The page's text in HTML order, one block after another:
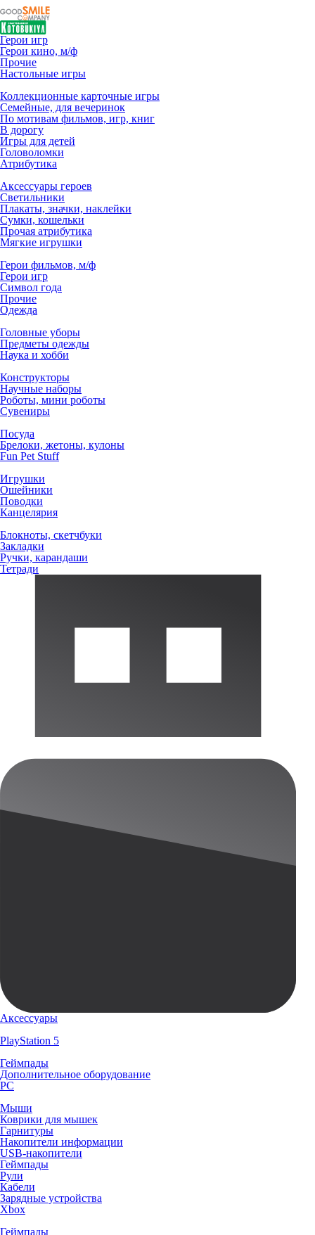
Герои игр
Герои кино, м/ф
Прочие
Настольные игры
Коллекционные карточные игры
Семейные, для вечеринок
По мотивам фильмов, игр, книг
В дорогу
Игры для детей
Головоломки
Атрибутика
Аксессуары героев
Светильники
Плакаты, значки, наклейки
Сумки, кошельки
Прочая атрибутика
Мягкие игрушки
Герои фильмов, м/ф
Герои игр
Символ года
Прочие
Одежда
Головные уборы
Предметы одежды
Наука и хобби
Конструкторы
Научные наборы
Роботы, мини роботы
Сувениры
Посуда
Брелоки, жетоны, кулоны
Fun Pet Stuff
Игрушки
Ошейники
Поводки
Канцелярия
Блокноты, скетчбуки
Закладки
Ручки, карандаши
Тетради
Аксессуары
PlayStation 5
Геймпады
Дополнительное оборудование
PC
Мыши
Коврики для мышек
Гарнитуры
Накопители информации
USB-накопители
Геймпады
Рули
Кабели
Зарядные устройства
Xbox
Геймпады